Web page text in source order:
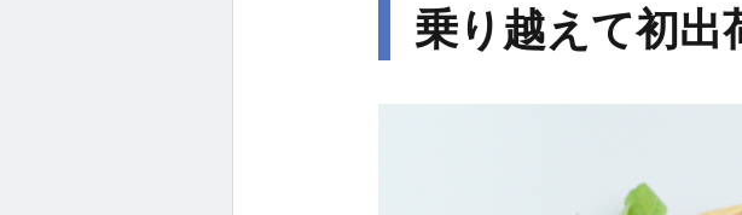
乗り越えて初出